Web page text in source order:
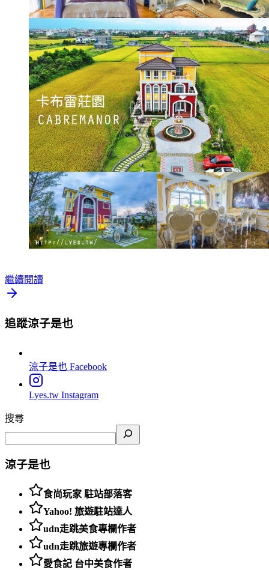
繼續閱讀
追蹤涼子是也
涼子是也 Facebook
Lyes.tw Instagram
搜尋
涼子是也
食尚玩家 駐站部落客
Yahoo! 旅遊駐站達人
udn走跳美食專欄作者
udn走跳旅遊專欄作者
愛食記 台中美食作者